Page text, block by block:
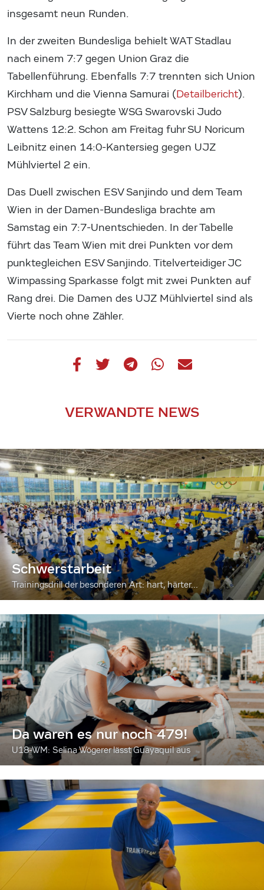
insgesamt neun Runden.
In der zweiten Bundesliga behielt WAT Stadlau
nach einem 7:7 gegen Union Graz die
Tabellenführung. Ebenfalls 7:7 trennten sich Union
Kirchham und die Vienna Samurai (Detailbericht).
PSV Salzburg besiegte WSG Swarovski Judo
Wattens 12:2. Schon am Freitag fuhr SU Noricum
Leibnitz einen 14:0-Kantersieg gegen UJZ
Mühlviertel 2 ein.
Das Duell zwischen ESV Sanjindo und dem Team
Wien in der Damen-Bundesliga brachte am
Samstag ein 7:7-Unentschieden. In der Tabelle
führt das Team Wien mit drei Punkten vor dem
punktegleichen ESV Sanjindo. Titelverteidiger JC
Wimpassing Sparkasse folgt mit zwei Punkten auf
Rang drei. Die Damen des UJZ Mühlviertel sind als
Vierte noch ohne Zähler.
VERWANDTE NEWS
Schwerstarbeit
Trainingsdrill der besonderen Art: hart, härter...
Da waren es nur noch 479!
U18-WM: Selina Wögerer lässt Guayaquil aus